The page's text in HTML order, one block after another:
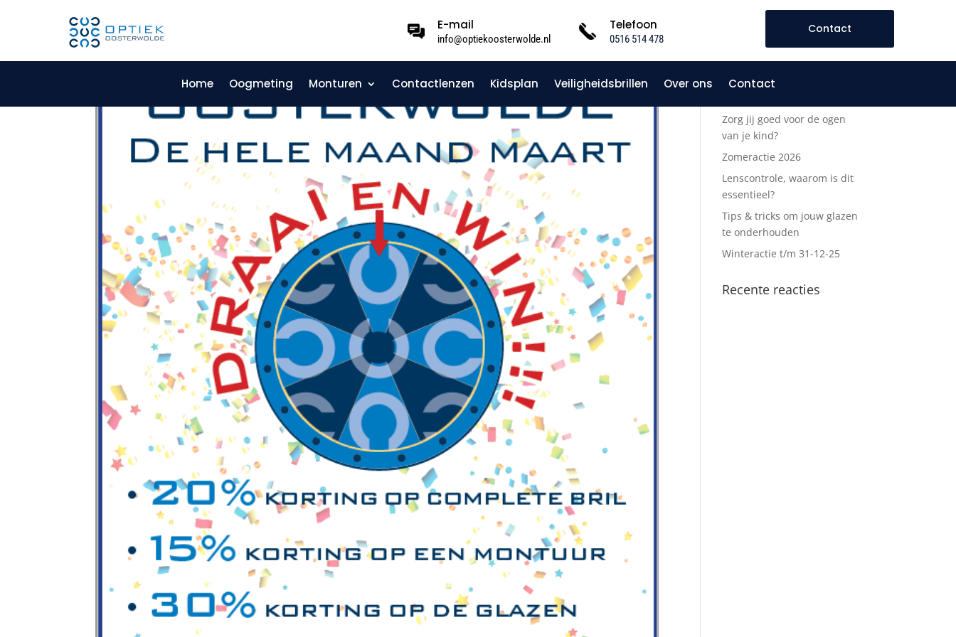
E-mail
info@optiekoosterwolde.nl
Telefoon
0516 514 478
Contact
Home Oogmeting Monturen Contactlenzen Kidsplan Veiligheidsbrillen Over ons Contact
Zorg jij goed voor de ogen
van je kind?
Zomeractie 2026
Lenscontrole, waarom is dit
essentieel?
Tips & tricks om jouw glazen
te onderhouden
Winteractie t/m 31-12-25
Recente reacties